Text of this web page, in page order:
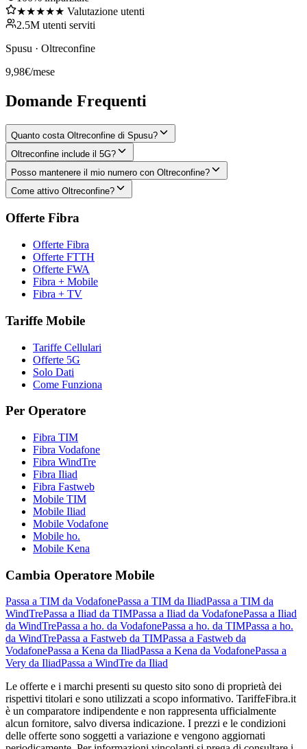
★★★★★ Valutazione utenti
2.5M utenti serviti
Spusu · Oltreconfine
9,98€/mese
Domande Frequenti
Quanto costa Oltreconfine di Spusu?
Oltreconfine include il 5G?
Posso mantenere il mio numero con Oltreconfine?
Come attivo Oltreconfine?
Offerte Fibra
Offerte Fibra
Offerte FTTH
Offerte FWA
Fibra + Mobile
Fibra + TV
Tariffe Mobile
Tariffe Cellulari
Offerte 5G
Solo Dati
Come Funziona
Per Operatore
Fibra TIM
Fibra Vodafone
Fibra WindTre
Fibra Iliad
Fibra Fastweb
Mobile TIM
Mobile Iliad
Mobile Vodafone
Mobile ho.
Mobile Kena
Cambia Operatore Mobile
Passa a TIM da VodafonePassa a TIM da IliadPassa a TIM da
WindTrePassa a Iliad da TIMPassa a Iliad da VodafonePassa a Iliad
da WindTrePassa a ho. da VodafonePassa a ho. da TIMPassa a ho.
da WindTrePassa a Fastweb da TIMPassa a Fastweb da
VodafonePassa a Kena da IliadPassa a Kena da VodafonePassa a
Very da IliadPassa a WindTre da Iliad
Le offerte e i marchi presenti su questo sito sono di proprietà dei
rispettivi titolari e sono utilizzati a scopo informativo. TariffeFibra.it
è un comparatore indipendente e non rappresenta ufficialmente
alcun fornitore, salvo diversa indicazione. I prezzi e le condizioni
delle offerte sono soggetti a variazione e vengono aggiornati